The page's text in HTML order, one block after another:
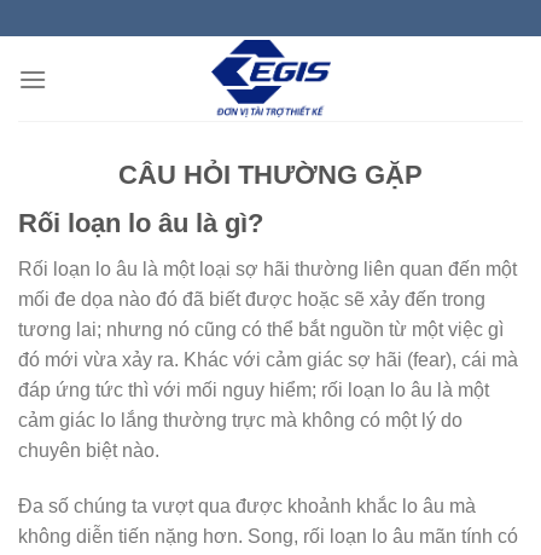
content
CÂU HỎI THƯỜNG GẶP
Rối loạn lo âu là gì?
Rối loạn lo âu là một loại sợ hãi thường liên quan đến một
mối đe dọa nào đó đã biết được hoặc sẽ xảy đến trong
tương lai; nhưng nó cũng có thể bắt nguồn từ một việc gì
đó mới vừa xảy ra. Khác với cảm giác sợ hãi (fear), cái mà
đáp ứng tức thì với mối nguy hiểm; rối loạn lo âu là một
cảm giác lo lắng thường trực mà không có một lý do
chuyên biệt nào.
Đa số chúng ta vượt qua được khoảnh khắc lo âu mà
không diễn tiến nặng hơn. Song, rối loạn lo âu mãn tính có